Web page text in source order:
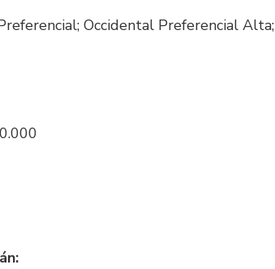
Occidental Preferencial Alta;